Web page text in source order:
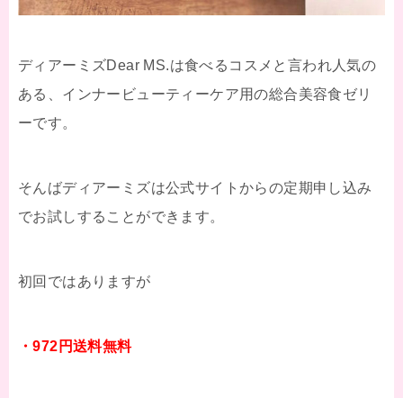
ディアーミズDear MS.は食べるコスメと言われ人気の
ある、インナービューティーケア用の総合美容食ゼリ
ーです。
そんばディアーミズは公式サイトからの定期申し込み
でお試しすることができます。
初回ではありますが
・972円送料無料